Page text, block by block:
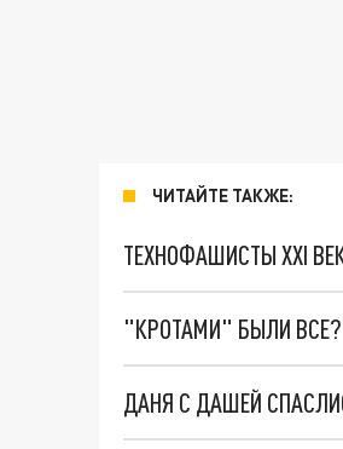
ЧИТАЙТЕ ТАКЖЕ:
ТЕХНОФАШИСТЫ XXI
"КРОТАМИ" БЫЛИ
ДАНЯ С ДАШЕЙ